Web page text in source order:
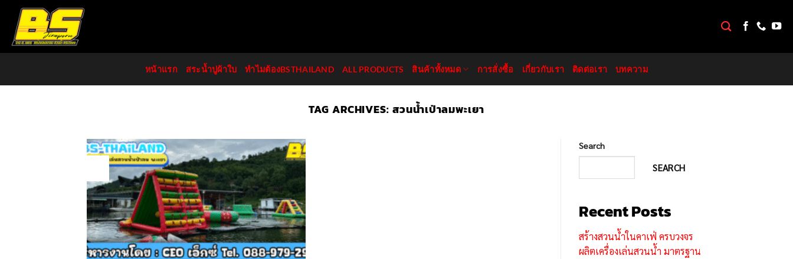
content
หน้าแรก สระน้ำปูผ้าใบ ทำไมต้องBSTHAILAND ALL PRODUCTS สินค้าทั้งหมด การสั่งซื้อ เกี่ยวกับเรา ติดต่อเรา บทความ
TAG ARCHIVES: สวนน้ำเป่าลมพะเยา
Search
SEARCH
Recent Posts
สร้างสวนน้ำในคาเฟ่ ครบวงจร
ผลิตเครื่องเล่นสวนน้ำ มาตรฐาน